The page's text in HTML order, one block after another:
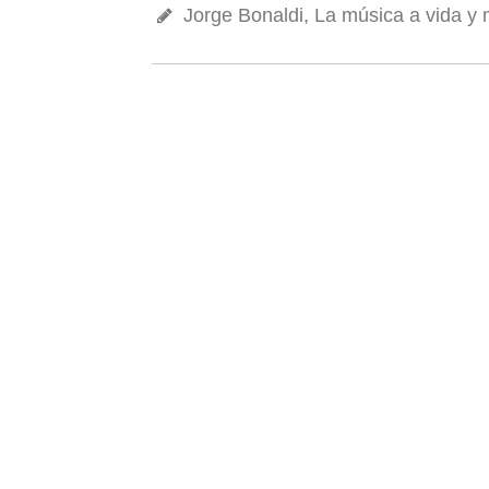
Jorge Bonaldi, La música a vida y